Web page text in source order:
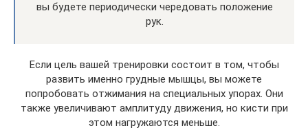
вы будете периодически чередовать положение
рук.
Если цель вашей тренировки состоит в том, чтобы
развить именно грудные мышцы, вы можете
попробовать отжимания на специальных упорах. Они
также увеличивают амплитуду движения, но кисти при
этом нагружаются меньше.